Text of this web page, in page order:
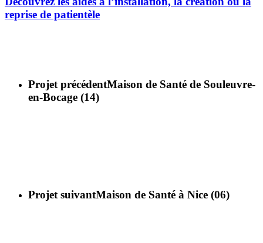
reprise de patientèle
Projet précédentMaison de Santé de Souleuvre-
en-Bocage (14)
Projet suivantMaison de Santé à Nice (06)